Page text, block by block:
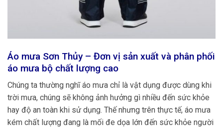
Áo mưa Sơn Thủy – Đơn vị sản xuất và phân phối
áo mưa bộ chất lượng cao
Chúng ta thường nghĩ áo mưa chỉ là vật dụng được dùng khi
trời mưa, chúng sẽ không ảnh hưởng gì nhiều đến sức khỏe
hay độ an toàn khi sử dụng. Thế nhưng trên thực tế, áo mưa
kém chất lượng đang là mối đe dọa lớn đến sức khỏe người